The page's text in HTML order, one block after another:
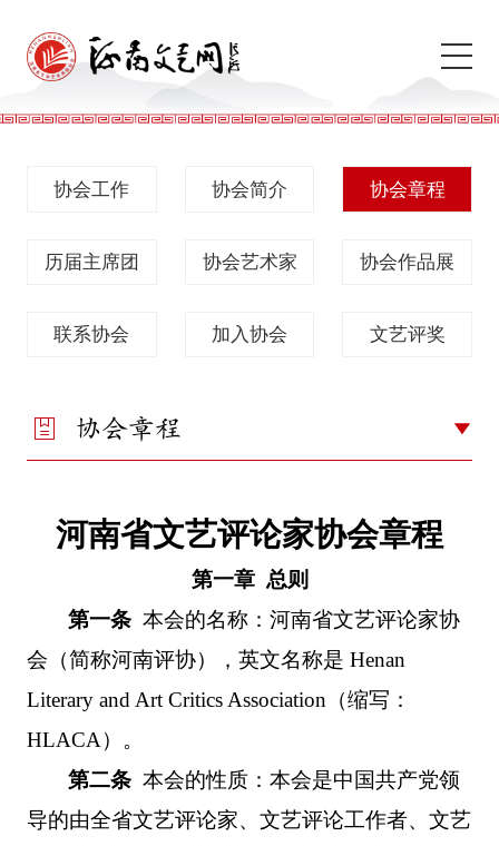
协会工作 协会简介 协会章程
历届主席团 协会艺术家 协会作品展
联系协会 加入协会 文艺评奖
协会章程
河南省文艺评论家协会章程
第一章 总则
第一条本会的名称：河南省文艺评论家协
会（简称河南评协），英文名称是 Henan
Literary and Art Critics Association （缩写：
HLACA ）。
第二条本会的性质：本会是中国共产党领
导的由全省文艺评论家、文艺评论工作者、文艺